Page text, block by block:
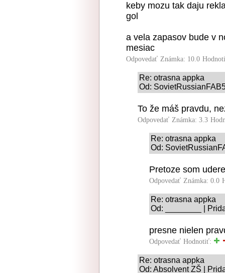
keby mozu tak daju
gol
a vela zapasov bude v
mesiac
Odpovedať Známka: 10.0
Re: otrasna appka
Od:
To že máš pravdu,
Odpovedať Známka: 3.3
Re: otrasna appka
Od:
Pretoze som
Odpovedať Známka: 0.0
Re: otrasna appka
Od: ________ |
presne nielen
Odpovedať Hodnotiť:
Re: otrasna appka
Od: Absolvent ZŠ |